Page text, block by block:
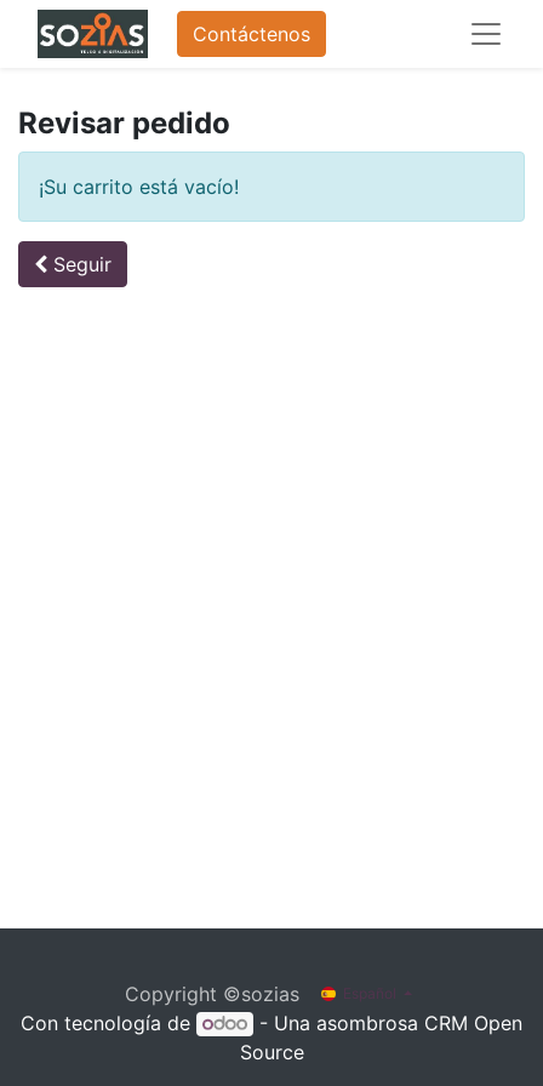
Contáctenos
Revisar pedido
¡Su carrito está vacío!
Seguir
Copyright ©sozias Español
Con tecnología de - Una asombrosa CRM Open
Source